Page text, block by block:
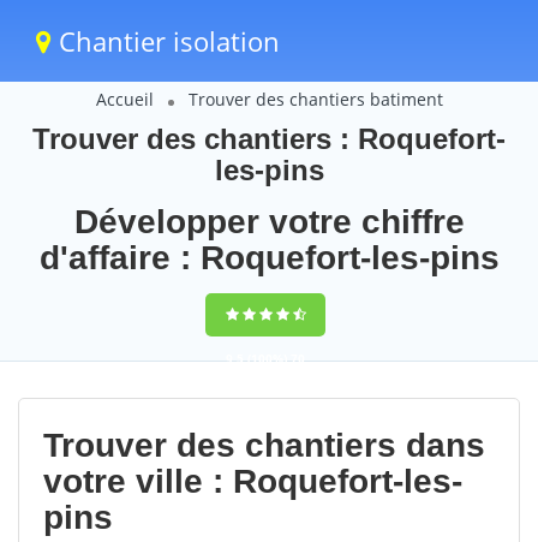
Chantier isolation
Accueil Trouver des chantiers batiment
Trouver des chantiers : Roquefort-
les-pins
Développer votre chiffre
d'affaire : Roquefort-les-pins
9,5(100%)70
votes
Trouver des chantiers dans
votre ville : Roquefort-les-
pins